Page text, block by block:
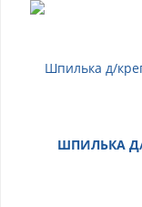
ШПИЛЬКА Д/